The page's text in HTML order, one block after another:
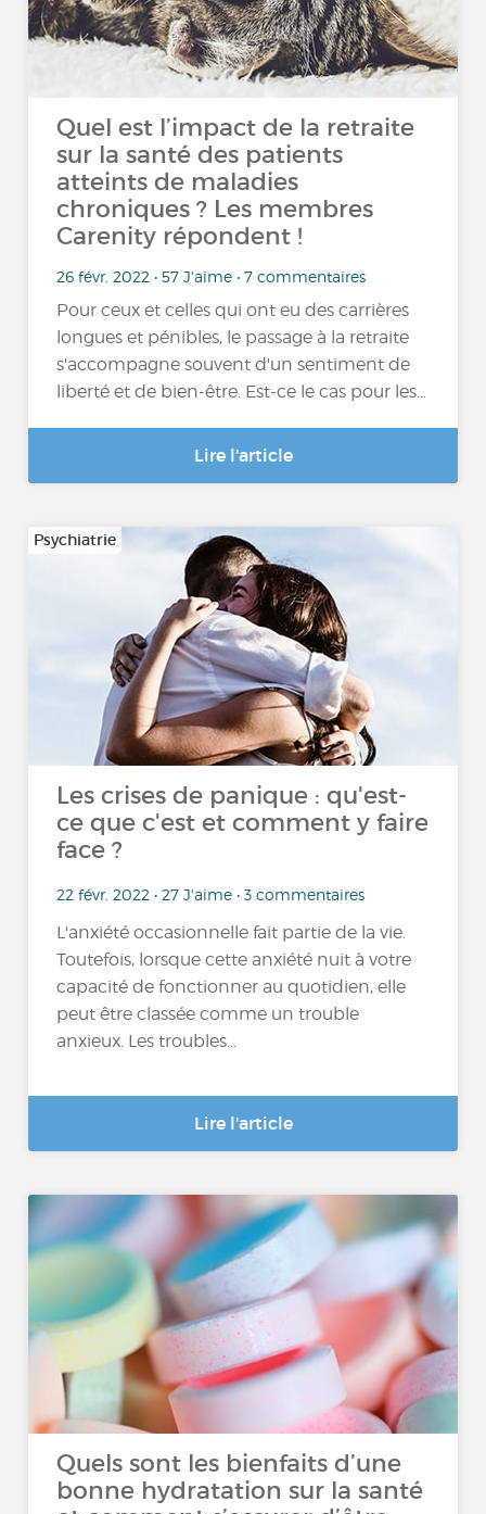
Quel est l’impact de la retraite
sur la santé des patients
atteints de maladies
chroniques ? Les membres
Carenity répondent !
26 févr. 2022 • 57 J'aime • 7 commentaires
Pour ceux et celles qui ont eu des carrières
longues et pénibles, le passage à la retraite
s'accompagne souvent d'un sentiment de
liberté et de bien-être. Est-ce le cas pour les…
Lire l'article
Psychiatrie
Les crises de panique : qu'est-
ce que c'est et comment y faire
face ?
22 févr. 2022 • 27 J'aime • 3 commentaires
L'anxiété occasionnelle fait partie de la vie.
Toutefois, lorsque cette anxiété nuit à votre
capacité de fonctionner au quotidien, elle
peut être classée comme un trouble
anxieux. Les troubles...
Lire l'article
Quels sont les bienfaits d’une
bonne hydratation sur la santé